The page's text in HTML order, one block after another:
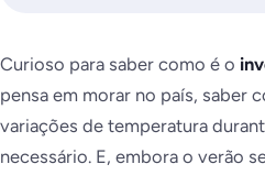
Curioso para saber como é o
pensa em morar no país, saber
variações de temperatura
necessário. E, embora o verão